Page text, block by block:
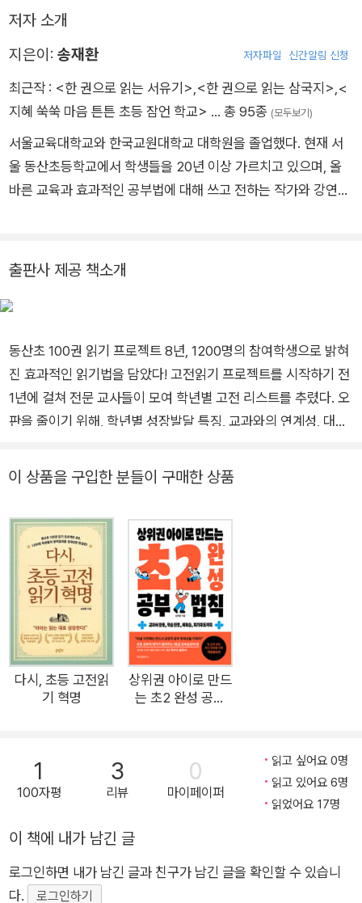
사서삼경을 다 읽었을지라도 이전과 다를 바 없다면 무슨 의미가
있겠는가.
저자 소개
지은이: 송재환 저자파일 신간알림 신청
최근작 : <한 권으로 읽는 서유기>,<한 권으로 읽는 삼국지>,<
지혜 쑥쑥 마음 튼튼 초등 잠언 학교> … 총 95종 (모두보기)
서울교육대학교와 한국교원대학교 대학원을 졸업했다. 현재 서
울 동산초등학교에서 학생들을 20년 이상 가르치고 있으며, 올
바른 교육과 효과적인 공부법에 대해 쓰고 전하는 작가와 강연가
생하게 보여주어 초등 고전 읽기 열풍을 불러일으켰다. 이외의 저
쑥 초등 명심보감』, 『초등 1학년 공부, 책읽기가 전부다』, 『초등 2
육관광부 우수교양도서로 선정됐으며, 왕성한 저술 활동과 독서
교육에 대한 공로를 인정받아 ‘올해의 독서 문화상(2011)’과 ‘눈
높이 교육상(2020)’을 수상했다. 교사로서 뿐만 아니라 저자이
자 강연가로 학생들과 학부모들에게 선한 영향력을 끼치고 있다.
다수 출연했으며 도서관, 문화센터, 기업체, 학교 등에서 600회
출판사 제공 책소개
동산초 100권 읽기 프로젝트 8년, 1200명의 참여학생으로 밝혀
진 효과적인 읽기법을 담았다! 고전읽기 프로젝트를 시작하기 전
1년에 걸쳐 전문 교사들이 모여 학년별 고전 리스트를 추렸다. 오
판을 줄이기 위해, 학년별 성장발달 특징, 교과와의 연계성, 대중
전읽기를 진행해 본 결과, 아이?교사의 특성을 비롯하여 수많은
점들을 발견할 수 있었다. 유독 아이들이 좋아하고 읽었을 때 성
장이 두드러지는 고전들이 있었던 것이다. 뿐만 아니라 고전읽기
효과는 진행하는 교사의 역량과 성향에 큰 영향을 받기 마련인데,
이와 상관없이 누구에게나 효과적인 읽기법이 밝혀졌다. 이 책은
이렇게 발견한 고전 리스트와 읽기 노하우를 바탕으로, 진수만을
추렸다. 100권의 고전 중에서 15권을 필수 고전으로 엄선하였고,
각 고전에 맞는 읽기법을 담아냈다. 학년별 고전읽기에 대한 모든
고민 해결서! 우리 아이의 나이에 맞게 쉽게 찾아 실천해 보는 구
출간하였지만 한계가 있었다. 이를 개선하고자 독자들의 의견을
적극 반영하여, 구성과 내용을 대대적으로 개정하였다. 그 특징
차가 상당히 크다. 초등 1학년 아이와 6학년 아이가 같은 고전을
읽어서는 고전읽기를 성공할 수 없다. 나이에 따라 적합한 고전과
방법으로 접근해야 한다. 이를 위해 크게 1, 2학년, 3, 4학년, 5, 6
이 상품을 구입한 분들이 구매한 상품
다시, 초등 고전읽
기 혁명
상위권 아이로 만드
는 초2 완성 공부
1
100자평
3
리뷰
0
마이페이퍼
읽고 싶어요 0명
읽고 있어요 6명
읽었어요 17명
이 책에 내가 남긴 글
로그인하면 내가 남긴 글과 친구가 남긴 글을 확인할 수 있습니
다.
로그인하기